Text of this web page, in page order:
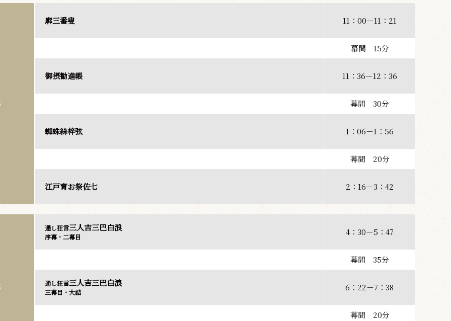
廓三番叟 11：00－11：21
幕間 15分
御摂勧進帳 11：36－12：36
幕間 30分
蜘蛛絲梓弦 1：06－1：56
幕間 20分
江戸育お祭佐七 2：16－3：42
通し狂言三人吉三巴白浪
序幕・二幕目 4：30－5：47
幕間 35分
通し狂言三人吉三巴白浪
三幕目・大詰 6：22－7：38
幕間 20分